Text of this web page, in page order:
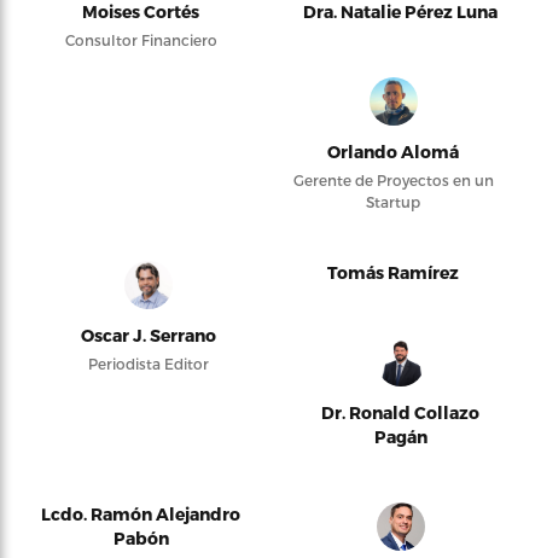
Moises Cortés
Consultor Financiero
Dra. Natalie Pérez Luna
Orlando Alomá
Gerente de Proyectos en un
Startup
Oscar J. Serrano
Periodista Editor
Tomás Ramírez
Dr. Ronald Collazo
Pagán
Lcdo. Ramón Alejandro
Pabón